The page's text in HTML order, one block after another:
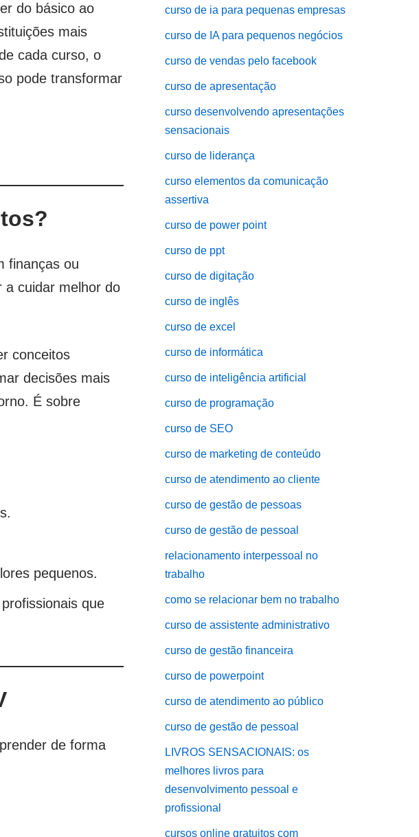
do básico ao
mais
cada curso, o
pode transformar
finanças ou
a cuidar melhor do
conceitos
decisões mais
É sobre
pequenos.
que
de forma
curso de ia para pequenas empresas
curso de IA para pequenos negócios
curso de vendas pelo facebook
curso de apresentação
curso desenvolvendo apresentações
sensacionais
curso de liderança
curso elementos da comunicação
assertiva
curso de power point
curso de ppt
curso de digitação
curso de inglês
curso de excel
curso de informática
curso de inteligência artificial
curso de programação
curso de SEO
curso de marketing de conteúdo
curso de atendimento ao cliente
curso de gestão de pessoas
curso de gestão de pessoal
relacionamento interpessoal no
trabalho
como se relacionar bem no trabalho
curso de assistente administrativo
curso de gestão financeira
curso de powerpoint
curso de atendimento ao público
curso de gestão de pessoal
LIVROS SENSACIONAIS: os
melhores livros para
desenvolvimento pessoal e
profissional
cursos online gratuitos com